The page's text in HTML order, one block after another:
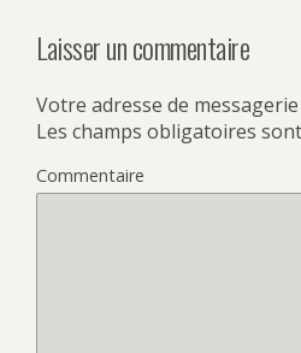
Laisser un commentaire
Votre adresse de
Les champs obligatoires
Commentaire